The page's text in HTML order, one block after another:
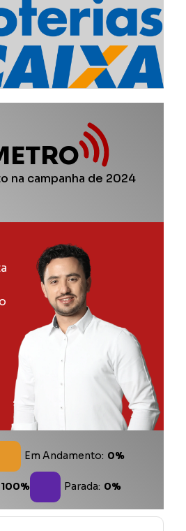
na campanha de 2024
Em Andamento: 0%
100% Parada: 0%